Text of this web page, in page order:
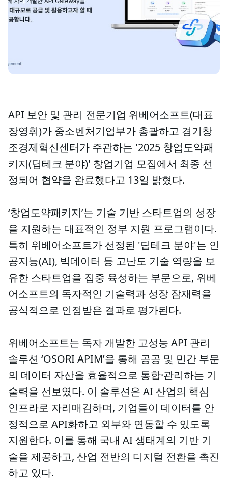
API 보안 및 관리 전문기업 위베어소프트(대표
장영휘)가 중소벤처기업부가 총괄하고 경기창
조경제혁신센터가 주관하는 '2025 창업도약패
키지(딥테크 분야)' 창업기업 모집에서 최종 선
정되어 협약을 완료했다고 13일 밝혔다.
‘창업도약패키지’는 기술 기반 스타트업의 성장
을 지원하는 대표적인 정부 지원 프로그램이다.
특히 위베어소프트가 선정된 '딥테크 분야'는 인
공지능(AI), 빅데이터 등 고난도 기술 역량을 보
유한 스타트업을 집중 육성하는 부문으로, 위베
어소프트의 독자적인 기술력과 성장 잠재력을
공식적으로 인정받은 결과로 평가된다.
위베어소프트는 독자 개발한 고성능 API 관리
솔루션 ‘OSORI APIM’을 통해 공공 및 민간 부문
의 데이터 자산을 효율적으로 통합·관리하는 기
술력을 선보였다. 이 솔루션은 AI 산업의 핵심
인프라로 자리매김하며, 기업들이 데이터를 안
정적으로 API화하고 외부와 연동할 수 있도록
지원한다. 이를 통해 국내 AI 생태계의 기반 기
술을 제공하고, 산업 전반의 디지털 전환을 촉진
하고 있다.